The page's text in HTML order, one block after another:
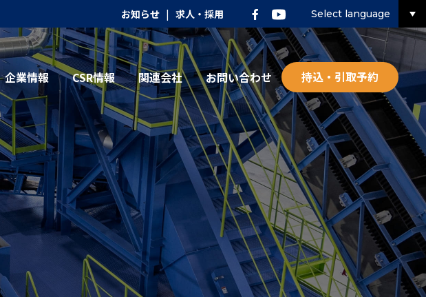
お知らせ | 求人・採用 Select language
企業情報 CSR情報 関連会社 お問い合わせ 持込・引取予約